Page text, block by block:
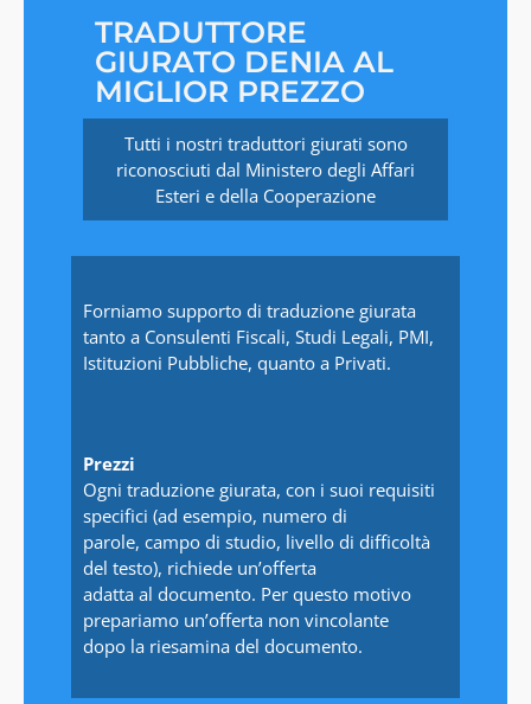
TRADUTTORE
GIURATO DENIA AL
MIGLIOR PREZZO
Tutti i nostri traduttori giurati sono
riconosciuti dal Ministero degli Affari
Esteri e della Cooperazione
Forniamo supporto di traduzione giurata
tanto a Consulenti Fiscali, Studi Legali, PMI,
Istituzioni Pubbliche, quanto a Privati.
Prezzi
Ogni traduzione giurata, con i suoi requisiti
specifici (ad esempio, numero di
parole, campo di studio, livello di difficoltà
del testo), richiede un’offerta
adatta al documento. Per questo motivo
prepariamo un’offerta non vincolante
dopo la riesamina del documento.